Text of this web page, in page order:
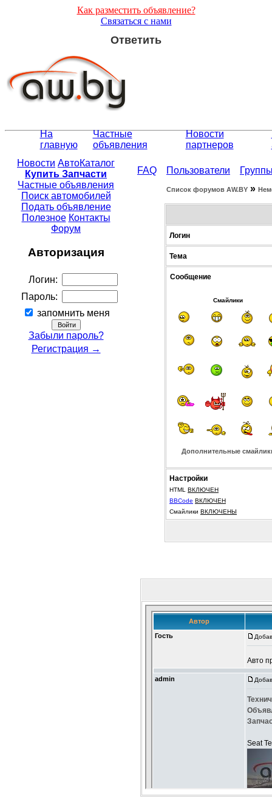
Как разместить объявление?
Связаться с нами
Ответить
На
главную
Частные
объявления
Новости
партнеров
Новости АвтоКаталог
Купить Запчасти
Частные объявления
Поиск автомобилей
Подать объявление
Полезное Контакты
Форум
Авторизация
Логин:
Пароль:
запомнить меня
Забыли пароль?
Регистрация →
FAQ Пользователи
Список форумов АW.BY »
Логин
Тема
Сообщение
Смайлики
Дополнительные
Настройки
HTML ВКЛЮЧЕН
BBCode ВКЛЮЧЕН
Смайлики ВКЛЮЧЕНЫ